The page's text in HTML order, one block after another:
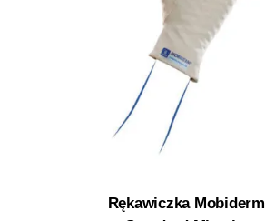
Rękawiczka Mobiderm